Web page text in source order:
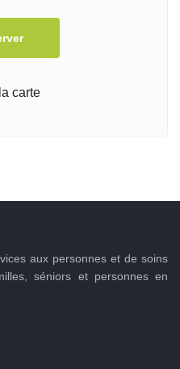
carte
aux personnes et de soins
séniors et personnes en